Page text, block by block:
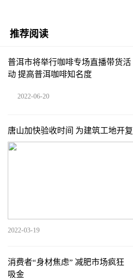
推荐阅读
普洱市将举行咖啡专场直播带货活
动 提高普洱咖啡知名度
2022-06-20
唐山加快验收时间 为建筑工地开
2022-03-19
消费者“身材焦虑” 减肥市场疯狂
吸金